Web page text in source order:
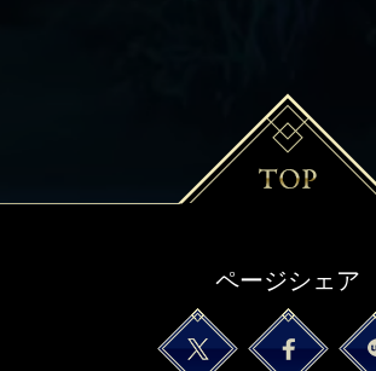
ページシェア